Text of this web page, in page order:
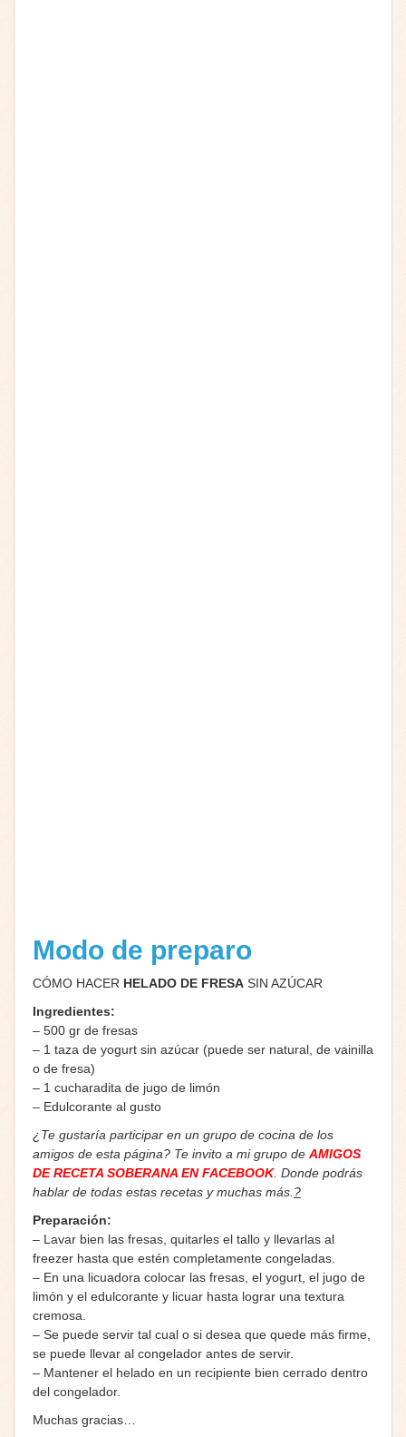
Modo de preparo
CÓMO HACER HELADO DE FRESA SIN AZÚCAR
Ingredientes:
– 500 gr de fresas
– 1 taza de yogurt sin azúcar (puede ser natural, de vainilla
o de fresa)
– 1 cucharadita de jugo de limón
– Edulcorante al gusto
¿Te gustaría participar en un grupo de cocina de los
amigos de esta página? Te invito a mi grupo de AMIGOS
DE RECETA SOBERANA EN FACEBOOK. Donde podrás
hablar de todas estas recetas y muchas más. ?
Preparación:
– Lavar bien las fresas, quitarles el tallo y llevarlas al
freezer hasta que estén completamente congeladas.
– En una licuadora colocar las fresas, el yogurt, el jugo de
limón y el edulcorante y licuar hasta lograr una textura
cremosa.
– Se puede servir tal cual o si desea que quede más firme,
se puede llevar al congelador antes de servir.
– Mantener el helado en un recipiente bien cerrado dentro
del congelador.
Muchas gracias…